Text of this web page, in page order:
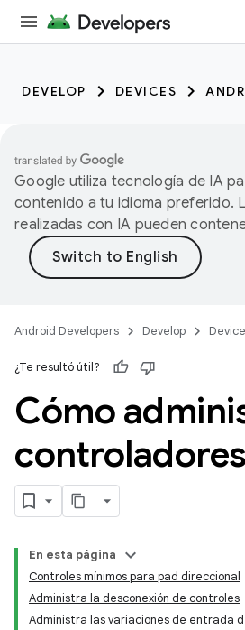
DEVELOP DEVICES
Google utiliza tecnología de IA
contenido a tu idioma preferido.
realizadas con IA pueden
Android Developers Develop
¿Te resultó útil?
Cómo
En esta página
Controles mínimos para pad direccional
Administra la desconexión de controles
Administra las variaciones de entrada